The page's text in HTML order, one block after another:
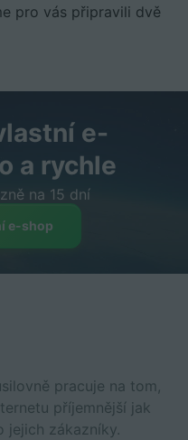
pro vás připravili dvě
e-
a rychle
na 15 dní
e-shop
pracuje na tom,
příjemnější jak
jejich zákazníky.